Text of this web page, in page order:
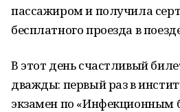
пассажиром и получила
бесплатного проезда в
В этот день счастливый
дважды: первый раз в
экзамен по «Инфекционным